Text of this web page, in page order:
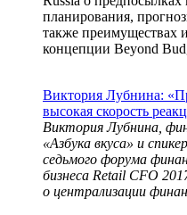
планирования,
также преимуществах
концепции Beyond
Виктория Лубнина:
высокая скорость
Виктория Лубнина,
«Азбука вкуса» и спикер
седьмого форума
бизнеса Retail CFO
о централизации